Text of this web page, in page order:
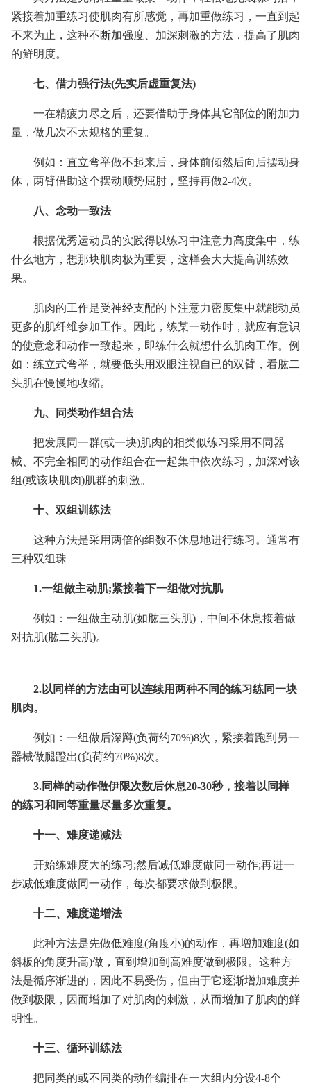
紧接着加重练习使肌肉有所感觉，再加重做练习，一直到起
不来为止，这种不断加强度、加深刺激的方法，提高了肌肉
的鲜明度。
七、借力强行法(先实后虚重复法)
一在精疲力尽之后，还要借助于身体其它部位的附加力
量，做几次不太规格的重复。
例如：直立弯举做不起来后，身体前倾然后向后摆动身
体，两臂借助这个摆动顺势屈肘，坚持再做2-4次。
八、念动一致法
根据优秀运动员的实践得以练习中注意力高度集中，练
什么地方，想那块肌肉极为重要，这样会大大提高训练效
果。
肌肉的工作是受神经支配的卜注意力密度集中就能动员
更多的肌纤维参加工作。因此，练某一动作时，就应有意识
的使意念和动作一致起来，即练什么就想什么肌肉工作。例
如：练立式弯举，就要低头用双眼注视自已的双臂，看肱二
头肌在慢慢地收缩。
九、同类动作组合法
把发展同一群(或一块)肌肉的相类似练习采用不同器
械、不完全相同的动作组合在一起集中依次练习，加深对该
组(或该块肌肉)肌群的刺激。
十、双组训练法
这种方法是采用两倍的组数不休息地进行练习。通常有
三种双组珠
1.一组做主动肌;紧接着下一组做对抗肌
例如：一组做主动肌(如肱三头肌)，中间不休息接着做
对抗肌(肱二头肌)。
2.以同样的方法由可以连续用两种不同的练习练同一块
肌肉。
例如：一组做后深蹲(负荷约70%)8次，紧接着跑到另一
器械做腿蹬出(负荷约70%)8次。
3.同样的动作做伊限次数后休息20-30秒，接着以同样
的练习和同等重量尽量多次重复。
十一、难度递减法
开始练难度大的练习;然后减低难度做同一动作;再进一
步减低难度做同一动作，每次都要求做到极限。
十二、难度递增法
此种方法是先做低难度(角度小)的动作，再增加难度(如
斜板的角度升高)做，直到增加到高难度做到极限。这种方
法是循序渐进的，因此不易受伤，但由于它逐渐增加难度并
做到极限，因而增加了对肌肉的刺激，从而增加了肌肉的鲜
明性。
十三、循环训练法
把同类的或不同类的动作编排在一大组内分设4-8个